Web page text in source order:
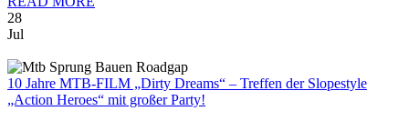
28
Jul
10 Jahre MTB-FILM „Dirty Dreams“ – Treffen der Slopestyle
„Action Heroes“ mit großer Party!